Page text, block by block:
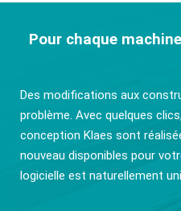
Pour chaque
Des modifications aux
problème. Avec quelques
conception Klaes sont
nouveau disponibles pour
logicielle est naturellement